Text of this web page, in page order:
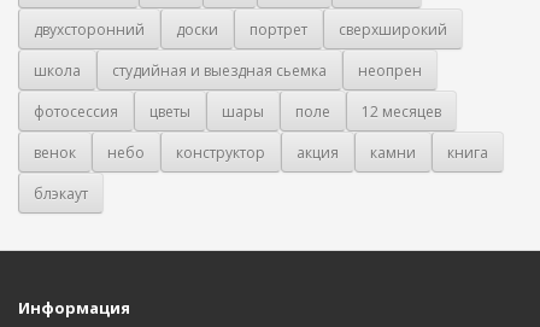
двухсторонний
доски портрет
сверхширокий
школа
студийная и выездная сьемка
неопрен
фотосессия
цветы шары поле
12 месяцев
венок
небо конструктор акция камни
книга
блэкаут
Информация